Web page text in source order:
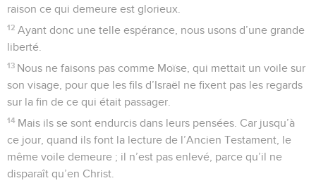
raison ce qui demeure est glorieux.
12 Ayant donc une telle espérance, nous usons d’une grande
liberté.
13 Nous ne faisons pas comme Moïse, qui mettait un voile sur
son visage, pour que les fils d’Israël ne fixent pas les regards
sur la fin de ce qui était passager.
14 Mais ils se sont endurcis dans leurs pensées. Car jusqu’à
ce jour, quand ils font la lecture de l’Ancien Testament, le
même voile demeure ; il n’est pas enlevé, parce qu’il ne
disparaît qu’en Christ.